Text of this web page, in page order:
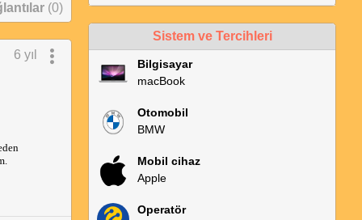
(0)
6 yıl
Sistem ve Tercihleri
Bilgisayar
macBook
Otomobil
BMW
Mobil cihaz
Apple
Operatör